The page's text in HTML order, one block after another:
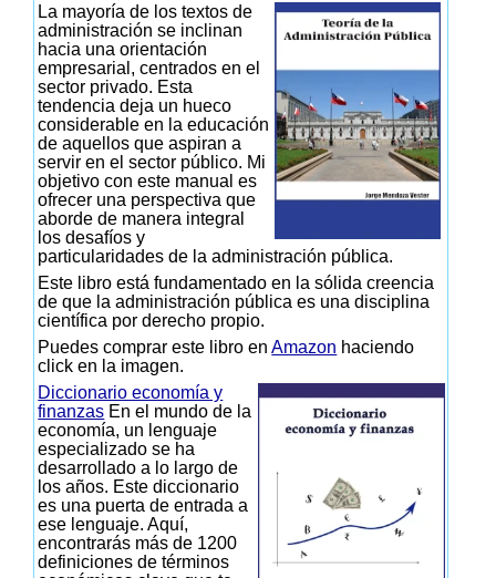
La mayoría de los textos de
administración se inclinan
hacia una orientación
empresarial, centrados en el
sector privado. Esta
tendencia deja un hueco
considerable en la educación
de aquellos que aspiran a
servir en el sector público. Mi
objetivo con este manual es
ofrecer una perspectiva que
aborde de manera integral
los desafíos y
particularidades de la administración pública.
Este libro está fundamentado en la sólida creencia
de que la administración pública es una disciplina
científica por derecho propio.
Puedes comprar este libro enAmazon haciendo
click en la imagen.
Diccionario economía y
finanzas En el mundo de la
economía, un lenguaje
especializado se ha
desarrollado a lo largo de
los años. Este diccionario
es una puerta de entrada a
ese lenguaje. Aquí,
encontrarás más de 1200
definiciones de términos